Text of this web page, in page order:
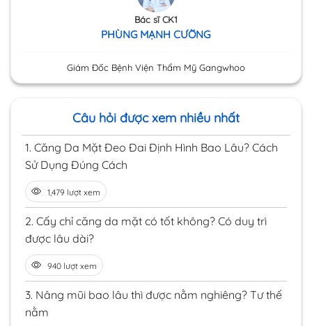
Bác sĩ CK1
PHÙNG MẠNH CƯỜNG
Giám Đốc Bệnh Viện Thẩm Mỹ Gangwhoo
Câu hỏi được xem nhiều nhất
1. Căng Da Mặt Đeo Đai Định Hình Bao Lâu? Cách
Sử Dụng Đúng Cách
1,479 lượt xem
2. Cấy chỉ căng da mặt có tốt không? Có duy trì
được lâu dài?
940 lượt xem
3. Nâng mũi bao lâu thì được nằm nghiêng? Tư thế
nằm